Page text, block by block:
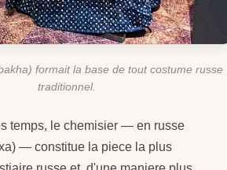
formait la base de tout costume russe
traditionnel.
temps, le chemisier — en russe
— constitue la piece la plus